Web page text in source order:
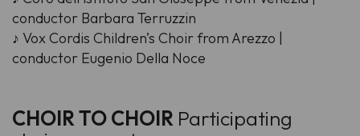
conductor Barbara Terruzzin
♪ Vox Cordis Children’s Choir from Arezzo |
conductor Eugenio Della Noce
CHOIR TO CHOIR Participating